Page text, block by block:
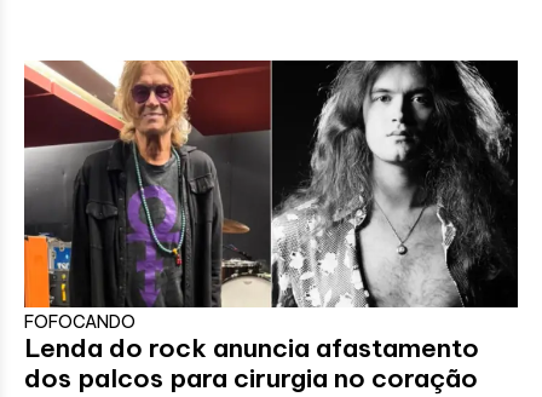
FOFOCANDO
Lenda do rock anuncia afastamento
dos palcos para cirurgia no coração